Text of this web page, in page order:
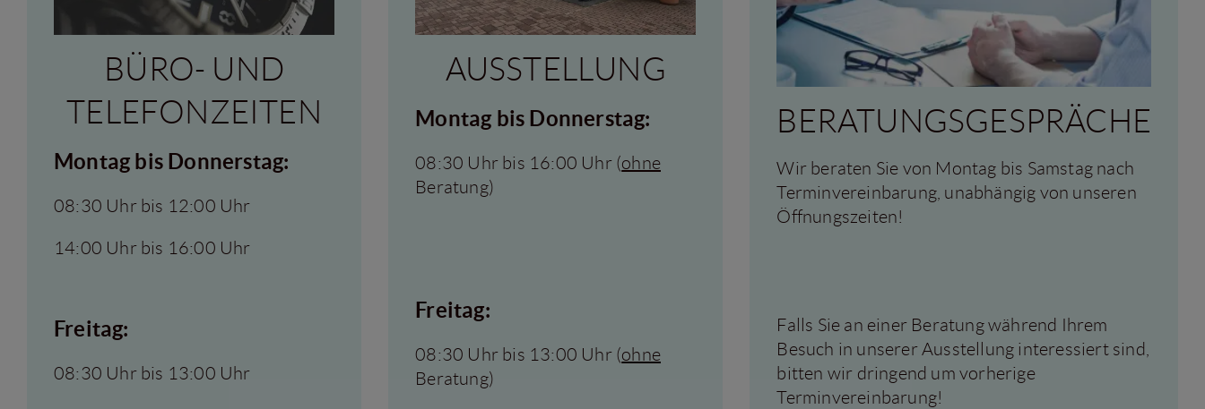
BÜRO- UND
TELEFONZEITEN
Montag bis Donnerstag:
08:30 Uhr bis 12:00 Uhr
14:00 Uhr bis 16:00 Uhr
Freitag:
08:30 Uhr bis 13:00 Uhr
AUSSTELLUNG
Montag bis Donnerstag:
08:30 Uhr bis 16:00 Uhr (ohne
Beratung)
Freitag:
08:30 Uhr bis 13:00 Uhr (ohne
Beratung)
BERATUNGSGESPRÄCHE
Wir beraten Sie von Montag bis Samstag nach
Terminvereinbarung, unabhängig von unseren
Öffnungszeiten!
Falls Sie an einer Beratung während Ihrem
Besuch in unserer Ausstellung interessiert sind,
bitten wir dringend um vorherige
Terminvereinbarung!